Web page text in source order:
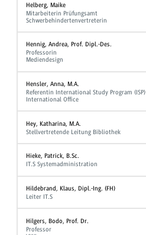
Helberg, Maike
Mitarbeiterin Prüfungsamt
Schwerbehindertenvertreterin
Hennig, Andrea, Prof. Dipl.-Des.
Professorin
Mediendesign
Hensler, Anna, M.A.
Referentin International Study Program (ISP)
International Office
Hey, Katharina, M.A.
Stellvertretende Leitung Bibliothek
Hieke, Patrick, B.Sc.
IT.S Systemadministration
Hildebrand, Klaus, Dipl.-Ing. (FH)
Leiter IT.S
Hilgers, Bodo, Prof. Dr.
Professor